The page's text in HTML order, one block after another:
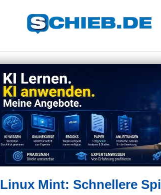
Linux Mint: Schnellere